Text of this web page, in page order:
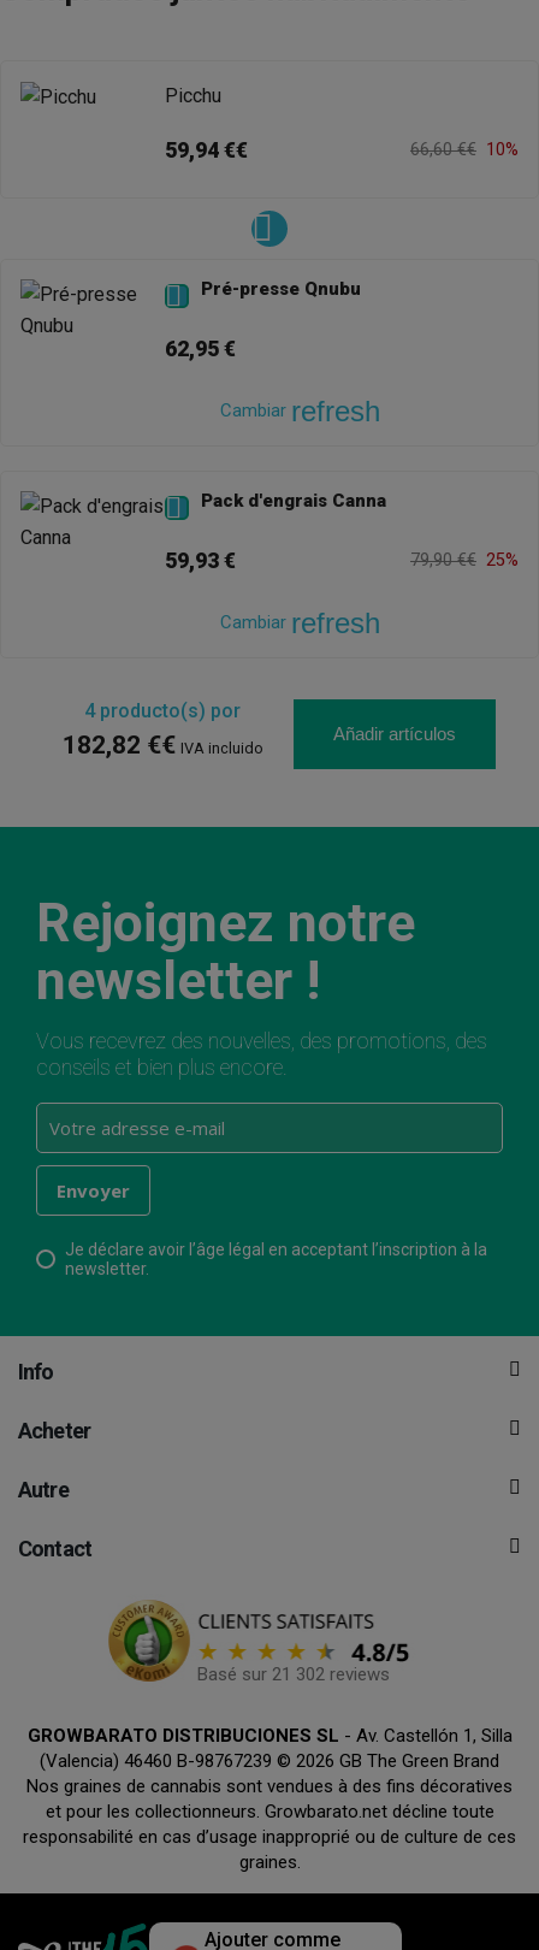
Picchu
59,94 €€ 66,60 €€ 10%
 Pré-presse Qnubu
62,95 €
Cambiar refresh
 Pack d'engrais Canna
59,93 € 79,90 €€ 25%
Cambiar refresh
4producto(s) por
182,82 €€ IVA incluido
Añadir artículos
Rejoignez notre
newsletter !
Vous recevrez des nouvelles, des promotions, des
conseils et bien plus encore.
Je déclare avoir l’âge légal en acceptant l’inscription à la
newsletter.
Info
Acheter
Autre
Contact
Basé sur 21 302 reviews
GROWBARATO DISTRIBUCIONES SL - Av. Castellón 1, Silla
(Valencia) 46460 B-98767239 © 2026 GB The Green Brand
Nos graines de cannabis sont vendues à des fins décoratives
et pour les collectionneurs. Growbarato.net décline toute
responsabilité en cas d’usage inapproprié ou de culture de ces
graines.
Ajouter comme